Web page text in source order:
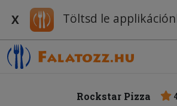
X Töltsd le
Rockstar Pizza